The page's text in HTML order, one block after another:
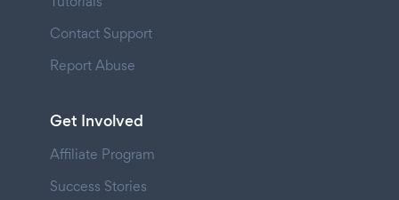
Contact Support
Report Abuse
Get Involved
Affiliate Program
Success Stories